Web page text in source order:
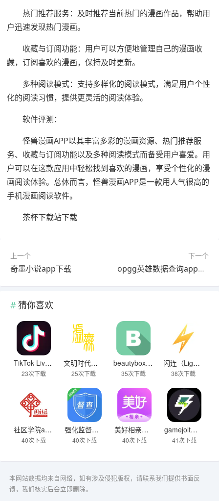
热门推荐服务：及时推荐当前热门的漫画作品，帮助用
户迅速发现热门漫画。
收藏与订阅功能：用户可以方便地管理自己的漫画收
藏，订阅喜欢的漫画，保持及时更新。
多种阅读模式：支持多样化的阅读模式，满足用户个性
化的阅读习惯，提供更灵活的阅读体验。
软件评测：
怪兽漫画APP以其丰富多彩的漫画资源、热门推荐服
务、收藏与订阅功能以及多种阅读模式而备受用户喜爱。用
户可以在这款应用中轻松找到喜欢的漫画，享受个性化的漫
画阅读体验。总体而言，怪兽漫画APP是一款用人气很高的
手机漫画阅读软件。
茶杯下载站下载
上一个
奇墨小说app下载
下一个
opgg英雄数据查询app下载
猜你喜欢
TikTok Live Wallpaper
23次下载
文明时代下载破解版无限金币最新版
25次下载
beautybox 小绿盒正版最新免费下载
35次下载
闪连（LightningX）加速器app
38次下载
社区学院app下载
40次下载
强化监督定点帮扶下载
40次下载
美好相亲极速版下载
40次下载
gamejolt模拟器下载
41次下载
本网站数据均来自网络，如有涉及侵犯版权，请联系我们提供书面反
馈，我们核实后会立即删除。